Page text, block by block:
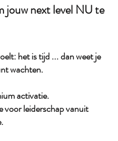
jouw next level NU te
het is tijd ... dan weet je
wachten.
activatie.
voor leiderschap vanuit